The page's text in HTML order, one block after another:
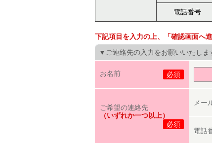
電話番号
下記項目を入力の上、「確認画面へ
▼ご連絡先の入力をお願いいたしま
お名前 必須
ご希望の連絡先
（いずれか一つ以上）
必須
メー
電話